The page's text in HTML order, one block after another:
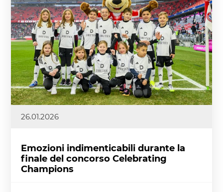
26.01.2026
Emozioni indimenticabili durante la
finale del concorso Celebrating
Champions